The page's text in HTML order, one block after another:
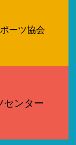
ーツ協会
センター